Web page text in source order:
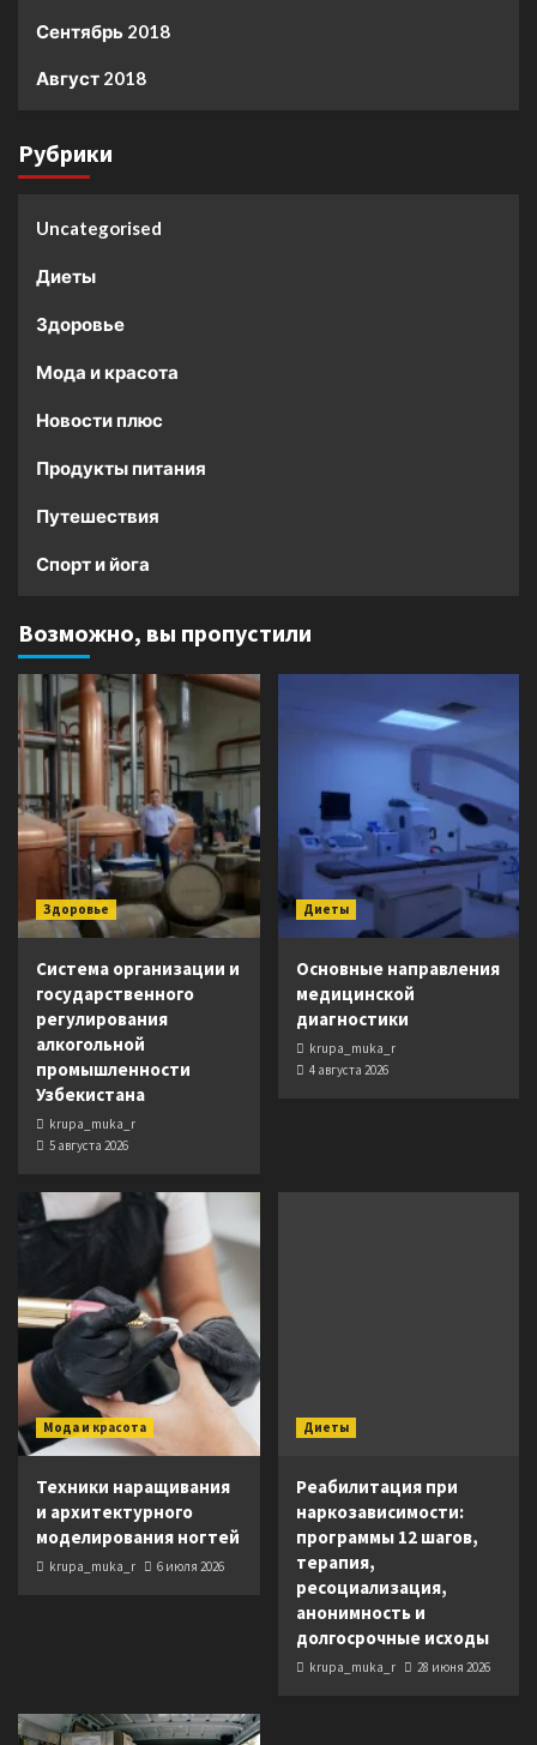
Сентябрь 2018
Август 2018
Рубрики
Uncategorised
Диеты
Здоровье
Мода и красота
Новости плюс
Продукты питания
Путешествия
Спорт и йога
Возможно, вы пропустили
Здоровье
Система организации и
государственного
регулирования
алкогольной
промышленности
Узбекистана
krupa_muka_r
5 августа 2026
Диеты
Основные направления
медицинской
диагностики
krupa_muka_r
4 августа 2026
Мода и красота
Техники наращивания
и архитектурного
моделирования ногтей
krupa_muka_r 6 июля 2026
Диеты
Реабилитация при
наркозависимости:
программы 12 шагов,
терапия,
ресоциализация,
анонимность и
долгосрочные исходы
krupa_muka_r 28 июня 2026